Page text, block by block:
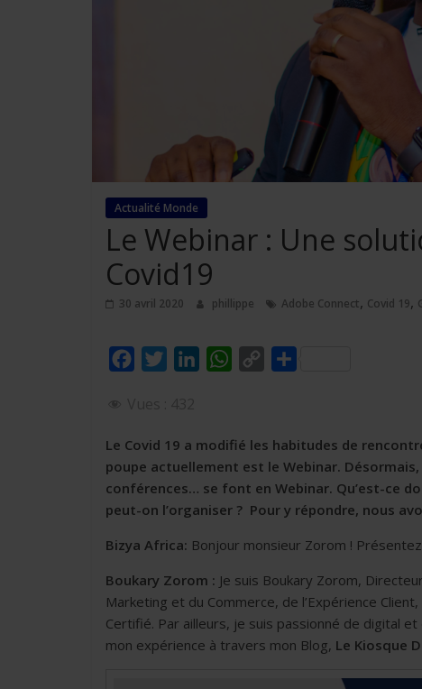
Actualité Monde
Le Webinar : Une
Covid19
30 avril 2020 phillippe Adobe Connect, Covid 19,
b
o
o
t
e
r
e
d
I
W
s
A
p
L
i
n
a
g
e
Le Covid 19 a modifié les habitudes de
poupe actuellement est le Webinar.
conférences… se font en Webinar. Qu’est-ce
peut-on l’organiser ? Pour y répondre, nous
Bizya Africa: Bonjour monsieur Zorom !
Boukary Zorom : Je suis Boukary Zorom,
Marketing et du Commerce, de l’Expérience
Certifié. Par ailleurs, je suis passionné de digital
mon expérience à travers mon Blog, Le Kiosque